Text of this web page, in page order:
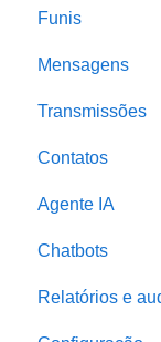
Métricas
Painel de
Gráficos de
Funis
Mensagens
Transmissões
Contatos
Agente IA
Chatbots
Enquentes
Relatórios e